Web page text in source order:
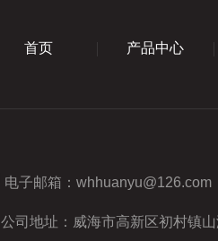
首页 产品中心
电子邮箱： whhuanyu@126.com
公司地址：威海市高新区初村镇